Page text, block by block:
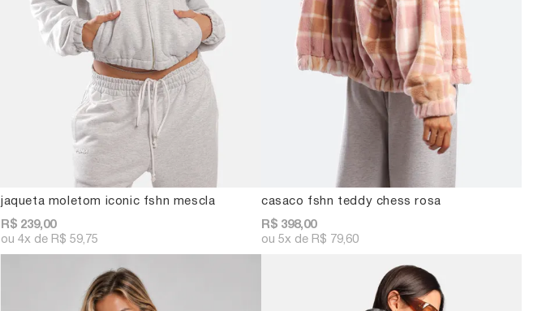
jaqueta moletom iconic fshn mescla
R$ 239,00
4x R$ 59,75
casaco fshn teddy chess rosa
R$ 398,00
5x R$ 79,60